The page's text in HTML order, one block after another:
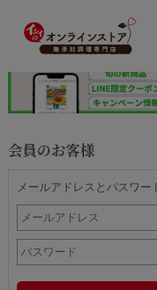
会員のお客様
メールアドレスとパスワー